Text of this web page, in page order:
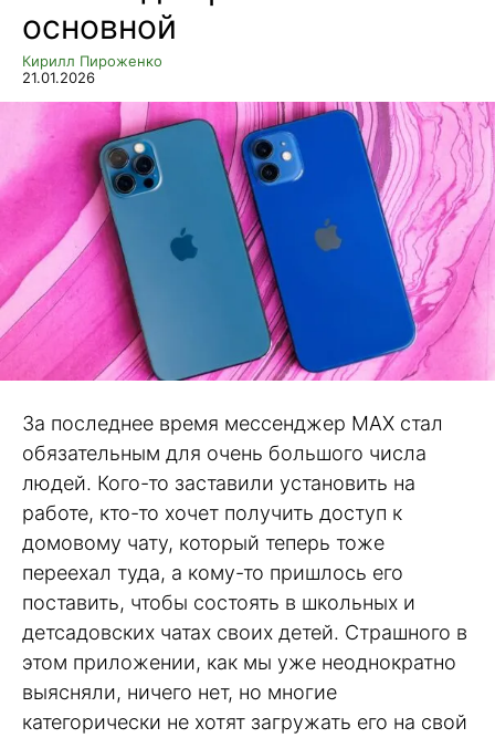
основной
Кирилл Пироженко
21.01.2026
За последнее время мессенджер MAX стал
обязательным для очень большого числа
людей. Кого-то заставили установить на
работе, кто-то хочет получить доступ к
домовому чату, который теперь тоже
переехал туда, а кому-то пришлось его
поставить, чтобы состоять в школьных и
детсадовских чатах своих детей. Страшного в
этом приложении, как мы уже неоднократно
выясняли, ничего нет, но многие
категорически не хотят загружать его на свой